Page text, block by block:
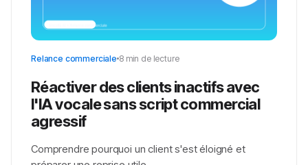
Relance commerciale 8 min de lecture
Réactiver des clients inactifs avec
l'IA vocale sans script commercial
agressif
Comprendre pourquoi un client s'est éloigné et